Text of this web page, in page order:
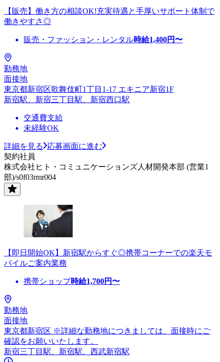
【販売】働き方の相談OK!充実待遇と手厚いサポート体制で
働きやすさ◎
販売・ファッション・レンタル時給1,400円〜
勤務地
面接地
東京都新宿区歌舞伎町1丁目1-17 エキニア新宿1F
新宿駅、新宿三丁目駅、新宿西口駅
交通費支給
未経験OK
詳細を見る
応募画面に進む
契約社員
株式会社ヒト・コミュニケーションズ人材開発本部 (営業1
部)/s0f03rmr004
【即日開始OK】新宿駅からすぐ◎携帯コーナーでの楽天モ
バイルご案内業務
携帯ショップ時給1,700円〜
勤務地
面接地
東京都新宿区 ※詳細な勤務地につきましては、面接時にご
確認をお願いいたします。
新宿三丁目駅、新宿駅、西武新宿駅